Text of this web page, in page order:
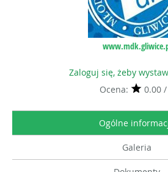
Zaloguj się, żeby
Ocena:
0.00
Ogólne
Galeria